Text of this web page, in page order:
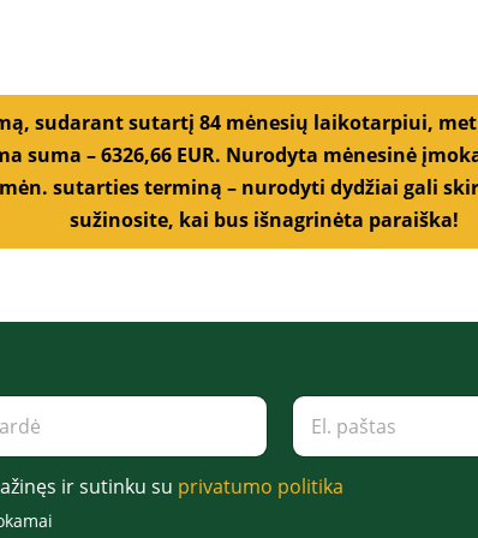
sudarant sutartį 84 mėnesių laikotarpiui,
suma – 6326,66 EUR. Nurodyta mėnesinė
sutarties terminą – nurodyti dydžiai gali
sužinosite, kai bus išnagrinėta paraiška!
E
.
p
a
ir sutinku su privatumo politika